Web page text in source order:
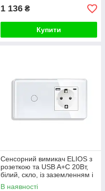
1 136 ₴
Купити
Сенсорний вимикач ELIOS з
розеткою та USB A+C 20Вт,
білий, скло, із заземленням і
шторками, 16А 230В
В наявності